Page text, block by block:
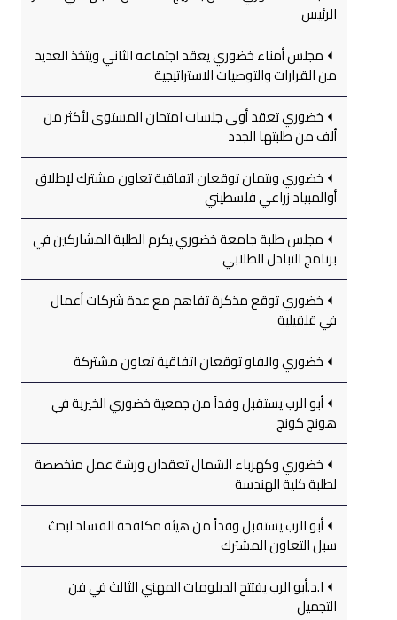
الرئيس
مجلس أمناء خضوري يعقد اجتماعه الثاني ويتخذ العديد
من القرارات والتوصيات الاستراتيجية
خضوري تعقد أولى جلسات امتحان المستوى لأكثر من
ألف من طلبتها الجدد
خضوري وبتمان توقعان اتفاقية تعاون مشترك لإطلاق
أوالمبياد زراعي فلسطيني
مجلس طلبة جامعة خضوري يكرم الطلبة المشاركين في
برنامج التبادل الطلابي
خضوري توقع مذكرة تفاهم مع عدة شركات أعمال
في قلقيلية
خضوري والفاو توقعان اتفاقية تعاون مشتركة
أبو الرب يستقبل وفداً من جمعية خضوري الخيرية في
هونج كونج
خضوري وكهرباء الشمال تعقدان ورشة عمل متخصصة
لطلبة كلية الهندسة
أبو الرب يستقبل وفداً من هيئة مكافحة الفساد لبحث
سبل التعاون المشترك
ا.د.أبو الرب يفتتح الدبلومات المهني الثالث في فن
التجميل